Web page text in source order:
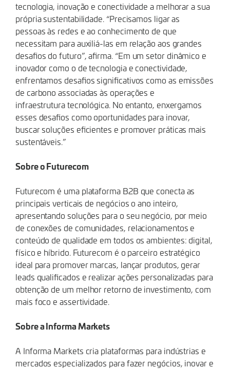
tecnologia, inovação e conectividade a melhorar a sua
própria sustentabilidade. “Precisamos ligar as
pessoas às redes e ao conhecimento de que
necessitam para auxiliá-las em relação aos grandes
desafios do futuro”, afirma. “Em um setor dinâmico e
inovador como o de tecnologia e conectividade,
enfrentamos desafios significativos como as emissões
de carbono associadas às operações e
infraestrutura tecnológica. No entanto, enxergamos
esses desafios como oportunidades para inovar,
buscar soluções eficientes e promover práticas mais
sustentáveis.”
Sobre o Futurecom
Futurecom é uma plataforma B2B que conecta as
principais verticais de negócios o ano inteiro,
apresentando soluções para o seu negócio, por meio
de conexões de comunidades, relacionamentos e
conteúdo de qualidade em todos os ambientes: digital,
físico e híbrido. Futurecom é o parceiro estratégico
ideal para promover marcas, lançar produtos, gerar
leads qualificados e realizar ações personalizadas para
obtenção de um melhor retorno de investimento, com
mais foco e assertividade.
Sobre a Informa Markets
A Informa Markets cria plataformas para indústrias e
mercados especializados para fazer negócios, inovar e